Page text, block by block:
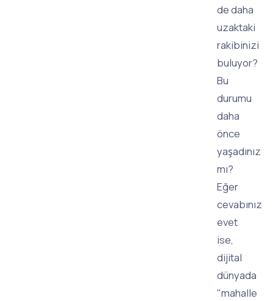
de daha
uzaktaki
rakibinizi
buluyor?
Bu
durumu
daha
önce
yaşadınız
mı?
Eğer
cevabınız
evet
ise,
dijital
dünyada
"mahalle